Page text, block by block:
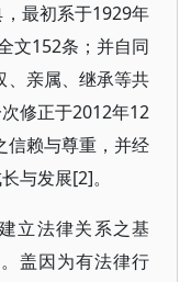
最初系于1929年
文152条；并自同
、亲属、继承等共
修正于2012年12
信赖与尊重，并经
与发展[2]。
立法律关系之基
盖因为有法律行